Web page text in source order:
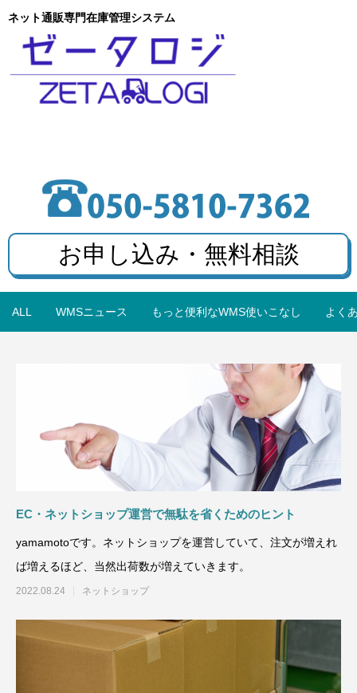
ネット通販専門在庫管理システム
お申し込み・無料相談
ALL WMSニュース もっと便利なWMS使いこなし よく
EC・ネットショップ運営で無駄を省くためのヒント
yamamotoです。ネットショップを運営していて、注文が増えれ
ば増えるほど、当然出荷数が増えていきます。
2022.08.24 ネットショップ